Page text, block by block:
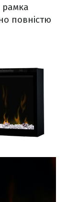
рамка
повністю